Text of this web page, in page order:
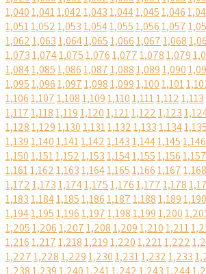
1,0401,0411,0421,0431,0441,0451,046
1,0511,0521,0531,0541,0551,0561,057
1,0621,0631,0641,0651,0661,0671,068
1,0731,0741,0751,0761,0771,0781,079
1,0841,0851,0861,0871,0881,0891,090
1,0951,0961,0971,0981,0991,1001,101
1,1061,1071,1081,1091,1101,1111,1121,113
1,1171,1181,1191,1201,1211,1221,123
1,1281,1291,1301,1311,1321,1331,1341,135
1,1391,1401,1411,1421,1431,1441,1451,146
1,1501,1511,1521,1531,1541,1551,1561,157
1,1611,1621,1631,1641,1651,1661,1671,168
1,1721,1731,1741,1751,1761,1771,178
1,1831,1841,1851,1861,1871,1881,1891,190
1,1941,1951,1961,1971,1981,1991,200
1,2051,2061,2071,2081,2091,2101,211
1,2161,2171,2181,2191,2201,2211,222
1,2271,2281,2291,2301,2311,2321,233